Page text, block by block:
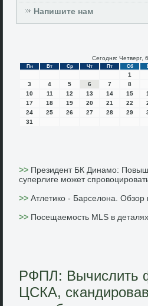
Напишите нам
Сегодня: Четверг,
Пн Вт Ср Чт Пт Сб
1
3
4 5 6 7 8
10
11 12 13 14 15
17
18 19 20 21 22
24
25 26 27 28 29
31
>> Президент БК Динамо:
суперлиге может
>>Атлетико - Барселона. Обзор
>> Посещаемость MLS в деталях
РФПЛ: Вычислить
ЦСКА,